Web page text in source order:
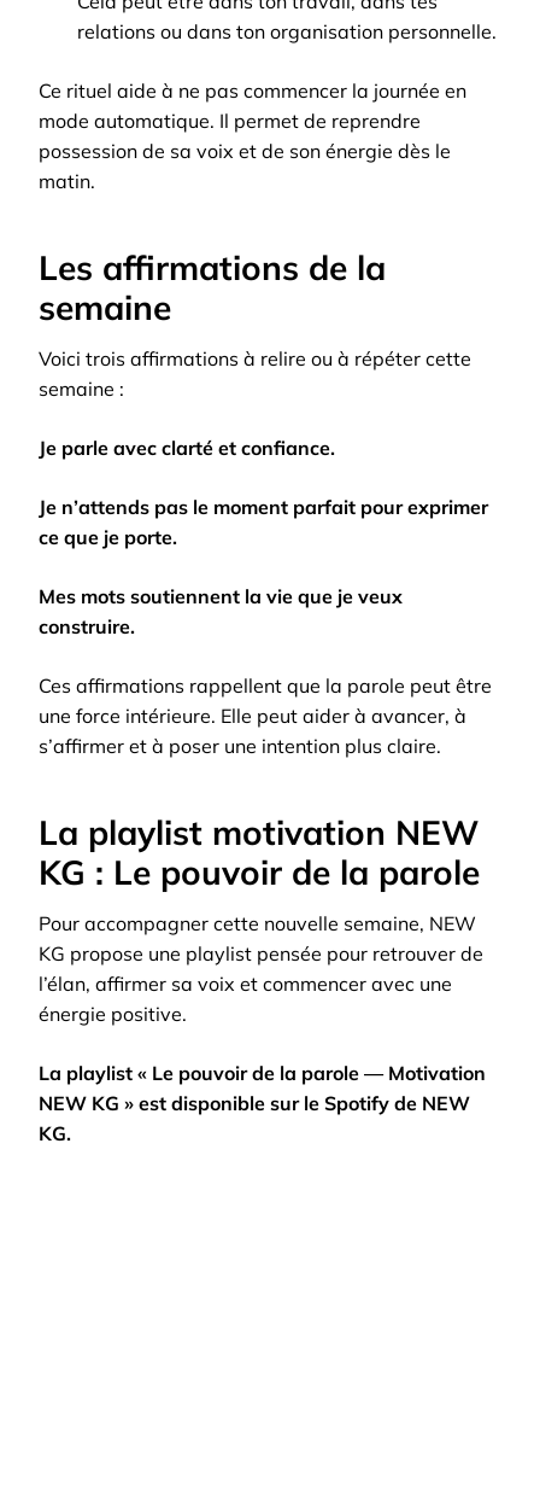
relations ou dans ton organisation personnelle.
Ce rituel aide à ne pas commencer la journée en
mode automatique. Il permet de reprendre
possession de sa voix et de son énergie dès le
matin.
Les affirmations de la
semaine
Voici trois affirmations à relire ou à répéter cette
semaine :
Je parle avec clarté et confiance.
Je n’attends pas le moment parfait pour exprimer
ce que je porte.
Mes mots soutiennent la vie que je veux
construire.
Ces affirmations rappellent que la parole peut être
une force intérieure. Elle peut aider à avancer, à
s’affirmer et à poser une intention plus claire.
La playlist motivation NEW
KG : Le pouvoir de la parole
Pour accompagner cette nouvelle semaine, NEW
KG propose une playlist pensée pour retrouver de
l’élan, affirmer sa voix et commencer avec une
énergie positive.
La playlist « Le pouvoir de la parole — Motivation
NEW KG » est disponible sur le Spotify de NEW
KG.